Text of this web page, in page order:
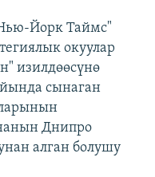
Йорк Таймс"
окуулар
изилдөөсүнө
сынаган
Днипро
алган болушу